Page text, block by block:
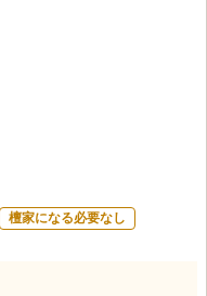
檀家になる必要なし